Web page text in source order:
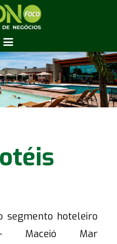
segmento hoteleiro
Mar